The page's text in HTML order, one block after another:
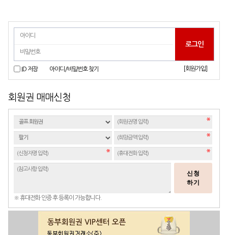
ID 저장 아이디/비밀번호 찾기 [회원가입]
회원권 매매신청
신청
하기
※ 휴대전화 인증 후 등록이 가능합니다.